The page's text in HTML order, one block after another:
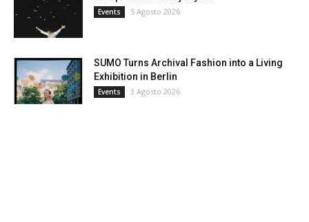
Events 5 Agosto 2026
SUMO Turns Archival Fashion into a Living
Exhibition in Berlin
Events 3 Agosto 2026